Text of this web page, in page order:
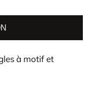
à motif et